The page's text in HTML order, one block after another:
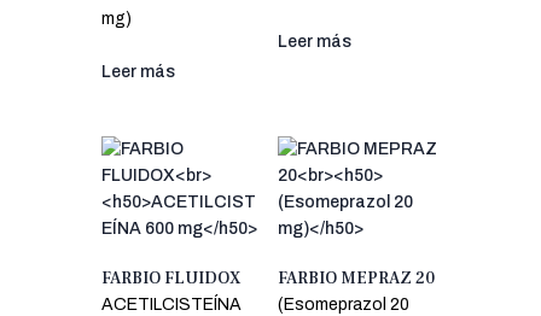
mg)
Leer más
Leer más
FARBIO FLUIDOX
ACETILCISTEÍNA
FARBIO MEPRAZ 20
(Esomeprazol 20